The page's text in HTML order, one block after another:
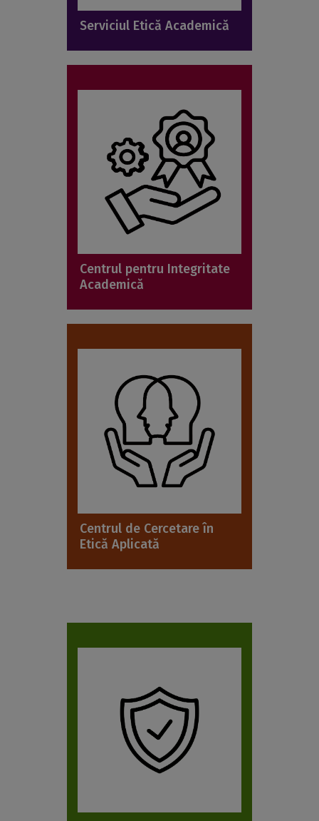
Serviciul Etică Academică
Centrul pentru Integritate
Academică
Centrul de Cercetare în
Etică Aplicată